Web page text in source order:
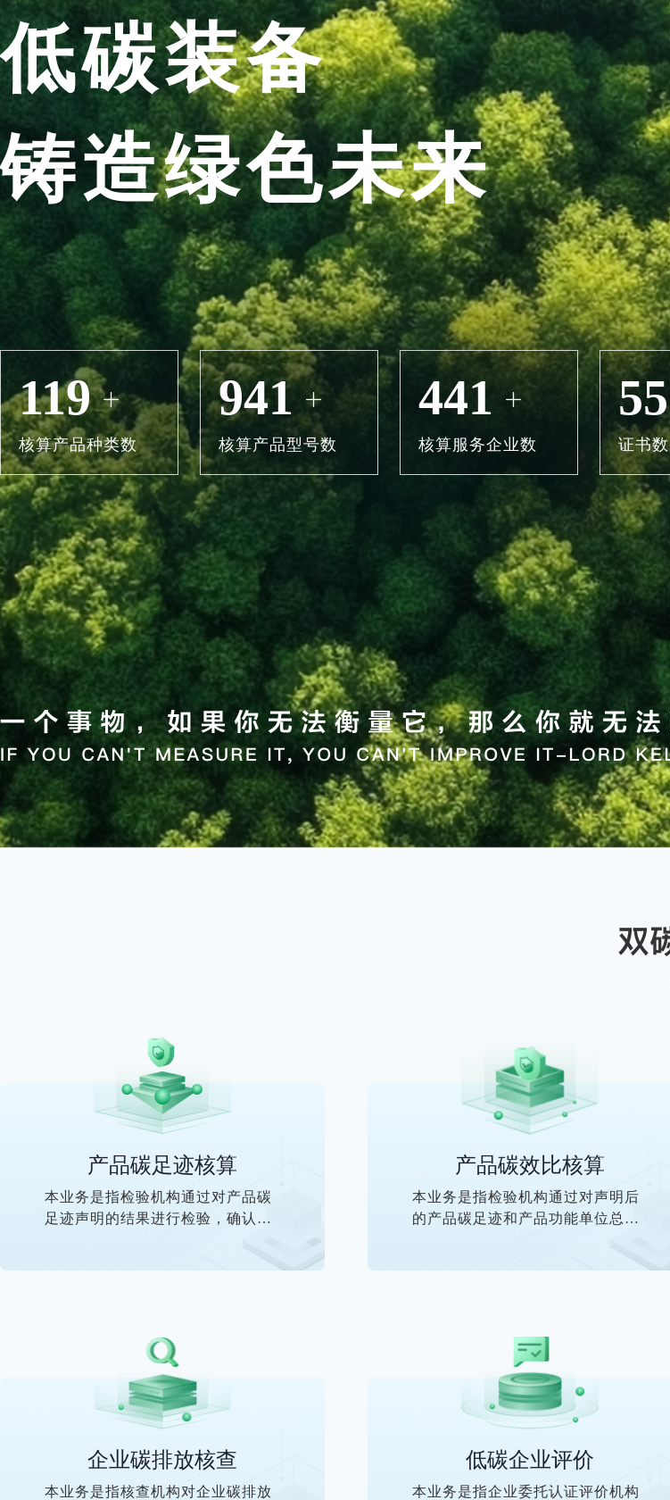
低碳装备
铸造绿色未来
119
核算产品种类数
941
核算产品型号数
441
核算服务企业数
55
证书数
产品碳足迹核算
本业务是指检验机构通过对产品碳
足迹声明的结果进行检验，确认后
产品碳效比核算
本业务是指检验机构通过对声明后
的产品碳足迹和产品功能单位总和
企业碳排放核查
本业务是指核查机构对企业碳排放
低碳企业评价
本业务是指企业委托认证评价机构